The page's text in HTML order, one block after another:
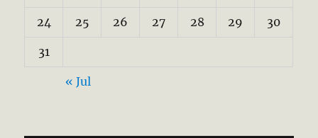
24 25 26 27 28 29 30
31
« Jul